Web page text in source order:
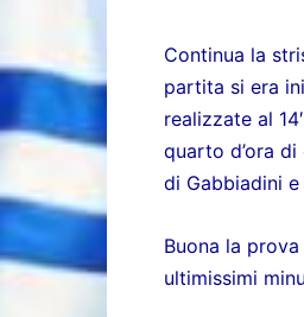
Continua la
partita si era
realizzate al
quarto d’ora
di Gabbiadini e
Buona la
ultimissimi